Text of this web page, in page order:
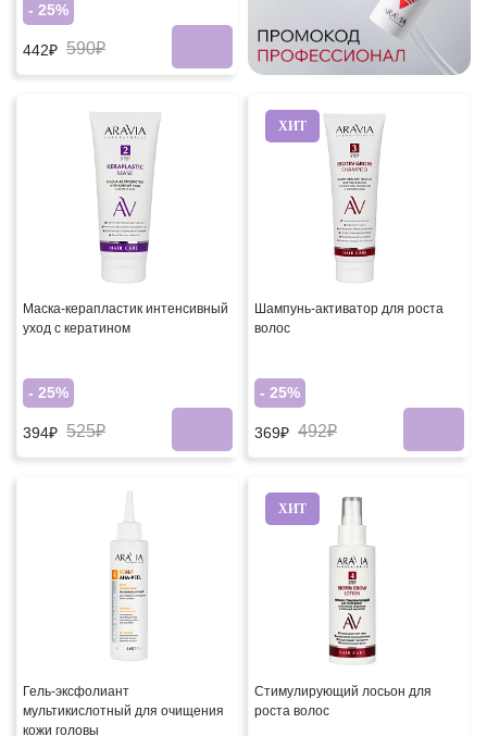
- 25%
442₽ 590₽
Маска-керапластик интенсивный
уход с кератином
- 25%
394₽ 525₽
ХИТ
Шампунь-активатор для роста
волос
- 25%
369₽ 492₽
Гель-эксфолиант
мультикислотный для очищения
кожи головы
ХИТ
Стимулирующий лосьон для
роста волос